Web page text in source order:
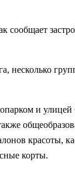
сообщает
и улицей
корты.